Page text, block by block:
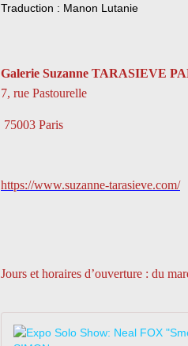
Traduction : Manon Lutanie
Galerie Suzanne TARASIEVE
7, rue Pastourelle
75003 Paris
https://www.suzanne-tarasieve.com/
Jours et horaires d’ouverture : du